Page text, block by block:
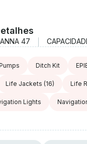
47
Ditch Kit
Life Jackets (16) Life
Lights